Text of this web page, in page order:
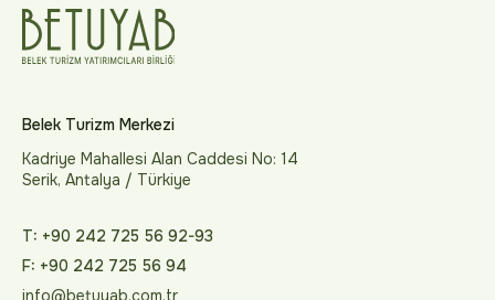
Belek Turizm Merkezi
Kadriye Mahallesi Alan Caddesi No: 14
Serik, Antalya / Türkiye
T: +90 242 725 56 92-93
F: +90 242 725 56 94
info@betuyab.com.tr